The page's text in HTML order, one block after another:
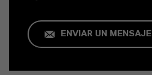
ENVIAR UN MENSAJE